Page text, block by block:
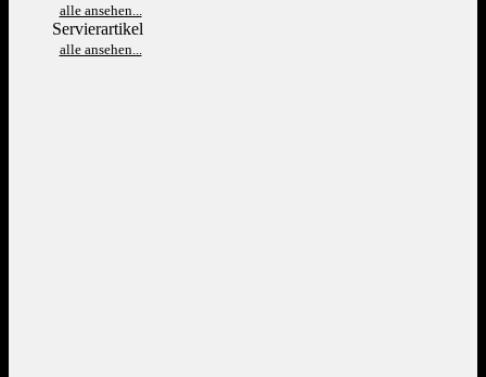
alle ansehen...
Servierartikel
alle ansehen...